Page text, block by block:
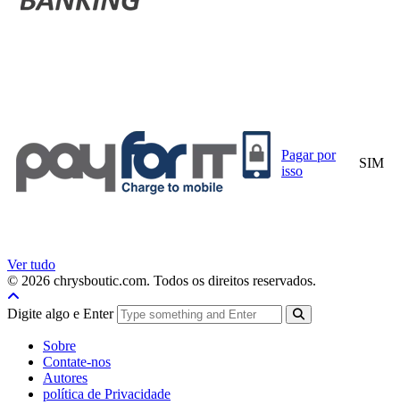
Pagar por
isso
SIM
Ver tudo
© 2026 chrysboutic.com. Todos os direitos reservados.
Digite algo e Enter
Sobre
Contate-nos
Autores
política de Privacidade